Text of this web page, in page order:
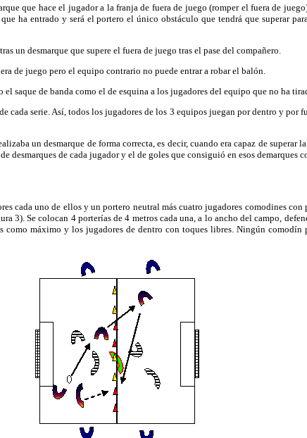
que hace el jugador a la franja de fuera de juego (romper el fuera de
ha entrado y será el portero el único obstáculo que tendrá que superar
un desmarque que supere el fuera de juego tras el pase del compañero.
de juego pero el equipo contrario no puede entrar a robar el balón.
saque de banda como el de esquina a los jugadores del equipo que no ha
serie. Así, todos los jugadores de los 3 equipos juegan por dentro y
un desmarque de forma correcta, es decir, cuando era capaz de superar
de cada jugador y el de goles que consiguió en esos demarques
cada uno de ellos y un portero neutral más cuatro jugadores comodines
3). Se colocan 4 porterías de 4 metros cada una, a lo ancho del campo,
máximo y los jugadores de dentro con toques libres. Ningún